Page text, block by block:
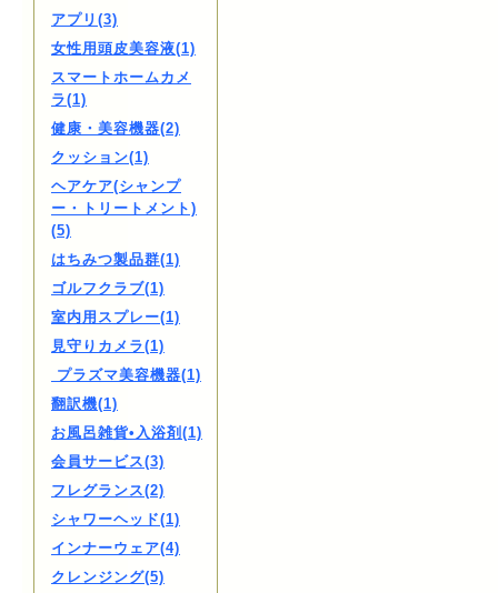
アプリ(3)
女性用頭皮美容液(1)
スマートホームカメ
ラ(1)
健康・美容機器(2)
クッション(1)
ヘアケア(シャンプ
ー・トリートメント)
(5)
はちみつ製品群(1)
ゴルフクラブ(1)
室内用スプレー(1)
見守りカメラ(1)
プラズマ美容機器(1)
翻訳機(1)
お風呂雑貨•入浴剤(1)
会員サービス(3)
フレグランス(2)
シャワーヘッド(1)
インナーウェア(4)
クレンジング(5)